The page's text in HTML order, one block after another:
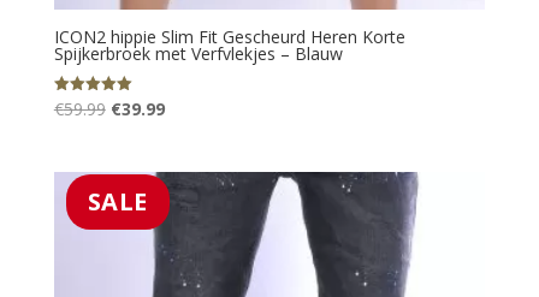
ICON2 hippie Slim Fit Gescheurd Heren Korte
Spijkerbroek met Verfvlekjes – Blauw
Gewaardeerd
5.00
€59.99 Oorspronkelijke
€59.99.
€39.99Huidige
€39.99.
SALE